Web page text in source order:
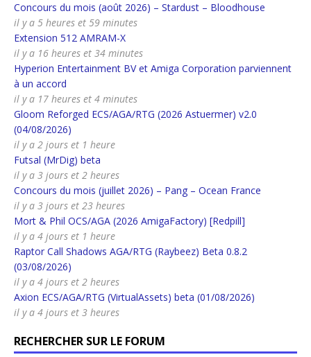
Concours du mois (août 2026) – Stardust – Bloodhouse
il y a 5 heures et 59 minutes
Extension 512 AMRAM-X
il y a 16 heures et 34 minutes
Hyperion Entertainment BV et Amiga Corporation parviennent
à un accord
il y a 17 heures et 4 minutes
Gloom Reforged ECS/AGA/RTG (2026 Astuermer) v2.0
(04/08/2026)
il y a 2 jours et 1 heure
Futsal (MrDig) beta
il y a 3 jours et 2 heures
Concours du mois (juillet 2026) – Pang – Ocean France
il y a 3 jours et 23 heures
Mort & Phil OCS/AGA (2026 AmigaFactory) [Redpill]
il y a 4 jours et 1 heure
Raptor Call Shadows AGA/RTG (Raybeez) Beta 0.8.2
(03/08/2026)
il y a 4 jours et 2 heures
Axion ECS/AGA/RTG (VirtualAssets) beta (01/08/2026)
il y a 4 jours et 3 heures
RECHERCHER SUR LE FORUM